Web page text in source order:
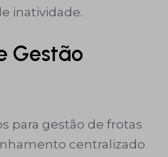
inatividade.
Gestão
para gestão de frotas
centralizado